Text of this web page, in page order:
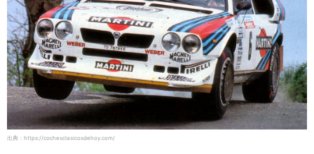
出典：https://cochesclasicosdehoy.com/